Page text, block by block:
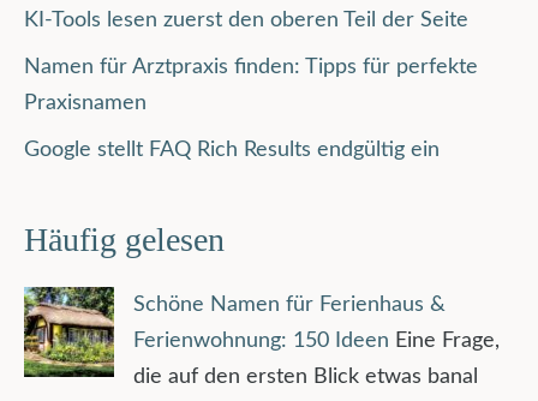
KI-Tools lesen zuerst den oberen Teil der Seite
Namen für Arztpraxis finden: Tipps für perfekte
Praxisnamen
Google stellt FAQ Rich Results endgültig ein
Häufig gelesen
Schöne Namen für Ferienhaus &
Ferienwohnung: 150 Ideen Eine Frage,
die auf den ersten Blick etwas banal